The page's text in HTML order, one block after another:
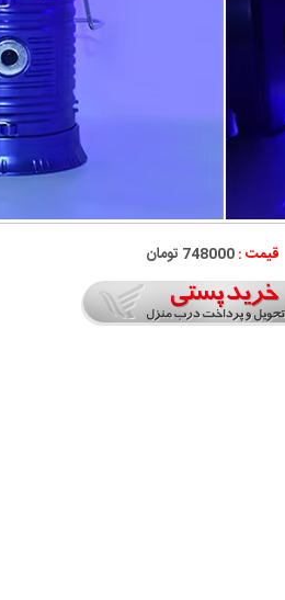
قیمت :748000 تومان